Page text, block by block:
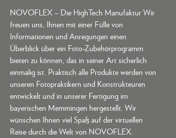
NOVOFLEX – Die HighTech Manufaktur Wir
freuen uns, Ihnen mit einer Fülle von
Informationen und Anregungen einen
Überblick über ein Foto-Zubehörprogramm
bieten zu können, das in seiner Art sicherlich
einmalig ist. Praktisch alle Produkte werden von
unseren Fotopraktikern und Konstrukteuren
entwickelt und in unserer Fertigung im
bayerischen Memmingen hergestellt. Wir
wünschen Ihnen viel Spaß auf der virtuellen
Reise durch die Welt von NOVOFLEX.